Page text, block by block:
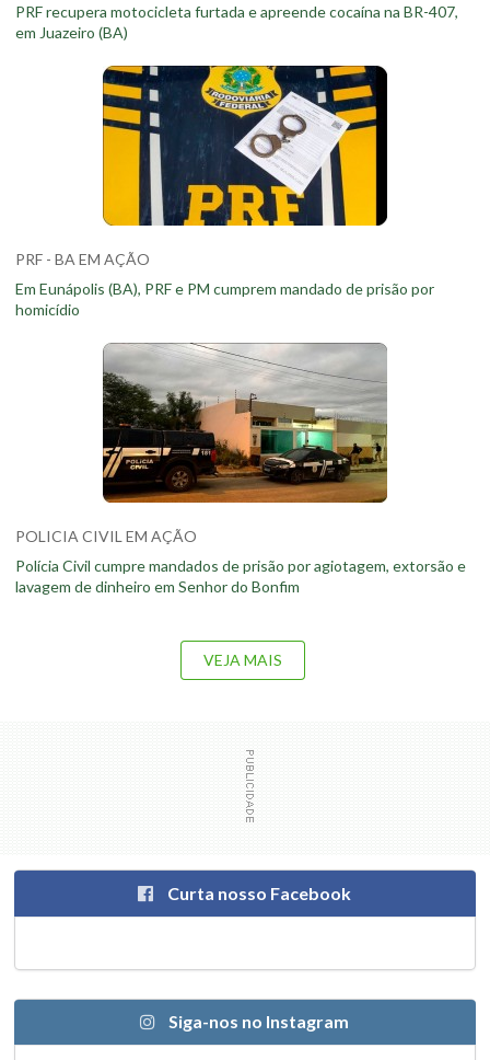
PRF recupera motocicleta furtada e apreende cocaína na BR-407,
em Juazeiro (BA)
PRF - BA EM AÇÃO
Em Eunápolis (BA), PRF e PM cumprem mandado de prisão por
homicídio
POLICIA CIVIL EM AÇÃO
Polícia Civil cumpre mandados de prisão por agiotagem, extorsão e
lavagem de dinheiro em Senhor do Bonfim
VEJA MAIS
Curta nosso Facebook
Siga-nos no Instagram